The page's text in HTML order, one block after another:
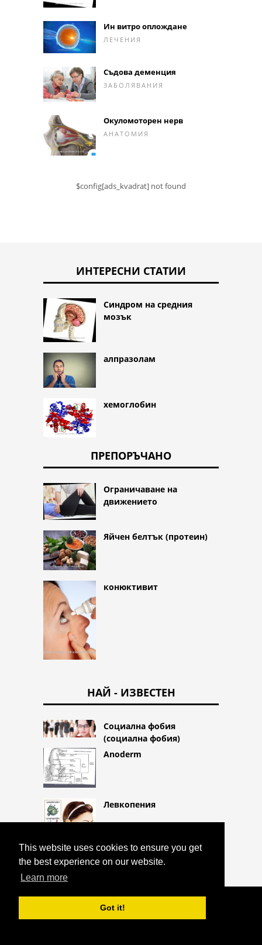
This website uses cookies to ensure you get
the best experience on our website.
Learn more
Got it!
Ин витро оплождане
ЛЕЧЕНИЯ
Съдова деменция
ЗАБОЛЯВАНИЯ
Окуломоторен нерв
АНАТОМИЯ
$config[ads_kvadrat] not found
ИНТЕРЕСНИ СТАТИИ
Синдром на средния
мозък
алпразолам
хемоглобин
ПРЕПОРЪЧАНО
Ограничаване на
движението
Яйчен белтък (протеин)
конюктивит
НАЙ - ИЗВЕСТЕН
Социална фобия
(социална фобия)
Anoderm
Левкопения
COPYRIGHT 2026 HTTPS://CQLIFE.NET